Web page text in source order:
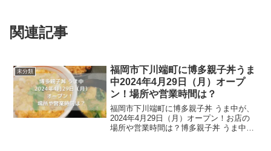
関連記事
未分類
福岡市下川端町に博多親子丼うま
中2024年4月29日（月）オープ
ン！場所や営業時間は？
福岡市下川端町に博多親子丼 うま中が、
2024年4月29日（月）オープン！お店の
場所や営業時間は？博多親子丼 うま中